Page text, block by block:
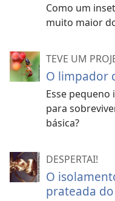
Como um
muito maior
TEVE UM
O limpador
Esse
para
básica?
DESPERTAI!
O
prateada do